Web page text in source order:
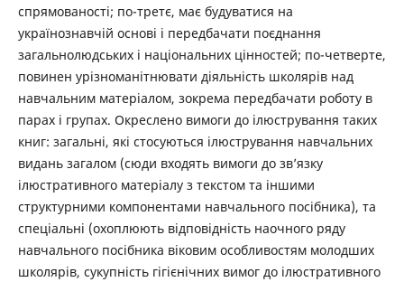
спрямованості; по-третє, має будуватися на
українознавчій основі і передбачати поєднання
загальнолюдських і національних цінностей; по-четверте,
повинен урізноманітнювати діяльність школярів над
навчальним матеріалом, зокрема передбачати роботу в
парах і групах. Окреслено вимоги до ілюстрування таких
книг: загальні, які стосуються ілюстрування навчальних
видань загалом (сюди входять вимоги до зв’язку
ілюстративного матеріалу з текстом та іншими
структурними компонентами навчального посібника), та
спеціальні (охоплюють відповідність наочного ряду
навчального посібника віковим особливостям молодших
школярів, сукупність гігієнічних вимог до ілюстративного